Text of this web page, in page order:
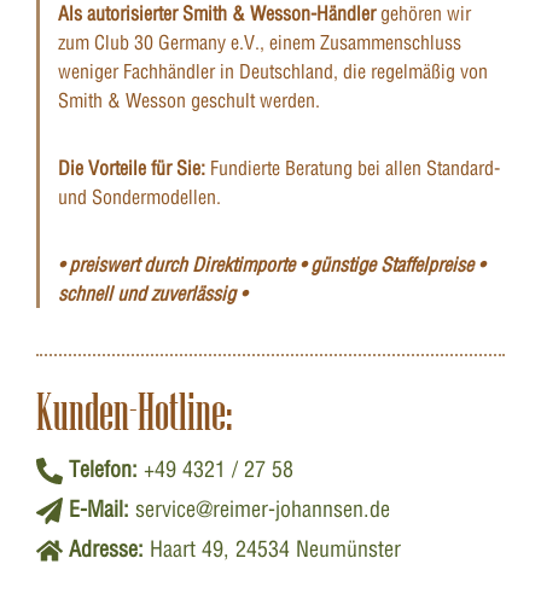
Als autorisierter Smith & Wesson-Händlergehören wir
zum Club 30 Germany e.V., einem Zusammenschluss
weniger Fachhändler in Deutschland, die regelmäßig von
Smith & Wesson geschult werden.
Die Vorteile für Sie: Fundierte Beratung bei allen Standard-
und Sondermodellen.
• preiswert durch Direktimporte • günstige Staffelpreise •
schnell und zuverlässig •
Kunden-Hotline:
Telefon: +49 4321 / 27 58
E-Mail: service@reimer-johannsen.de
Adresse: Haart 49, 24534 Neumünster